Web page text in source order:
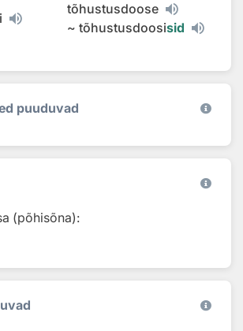
tõhustusdoose
~ tõhustusdoosisid
puuduvad
(põhisõna):